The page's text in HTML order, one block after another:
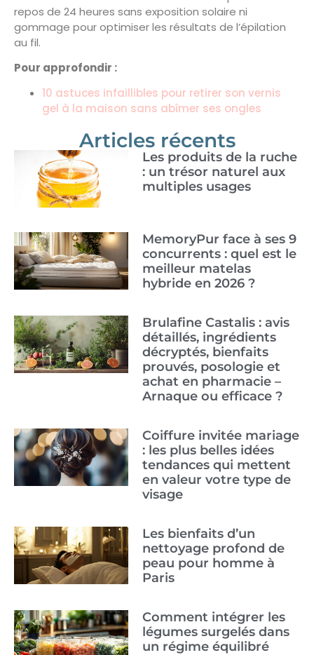
repos de 24 heures sans exposition solaire ni
gommage pour optimiser les résultats de l’épilation
au fil.
Pour approfondir :
10 astuces infaillibles pour retirer son vernis
gel à la maison sans abîmer ses ongles
Articles récents
Les produits de la ruche
: un trésor naturel aux
multiples usages
MemoryPur face à ses 9
concurrents : quel est le
meilleur matelas
hybride en 2026 ?
Brulafine Castalis : avis
détaillés, ingrédients
décryptés, bienfaits
prouvés, posologie et
achat en pharmacie –
Arnaque ou efficace ?
Coiffure invitée mariage
: les plus belles idées
tendances qui mettent
en valeur votre type de
visage
Les bienfaits d’un
nettoyage profond de
peau pour homme à
Paris
Comment intégrer les
légumes surgelés dans
un régime équilibré